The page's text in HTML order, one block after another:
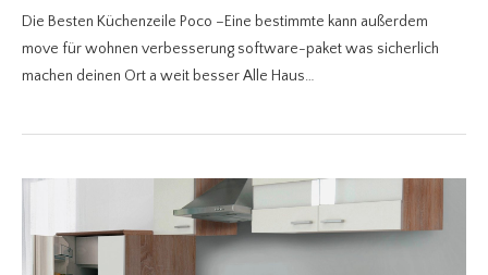
Die Besten Küchenzeile Poco –Eine bestimmte kann außerdem
move für wohnen verbesserung software-paket was sicherlich
machen deinen Ort a weit besser Alle Haus…